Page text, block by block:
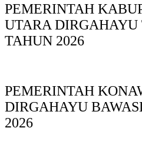
PEMERINTAH
UTARA DIRGAHAYU
TAHUN 2026
PEMERINTAH
DIRGAHAYU
2026